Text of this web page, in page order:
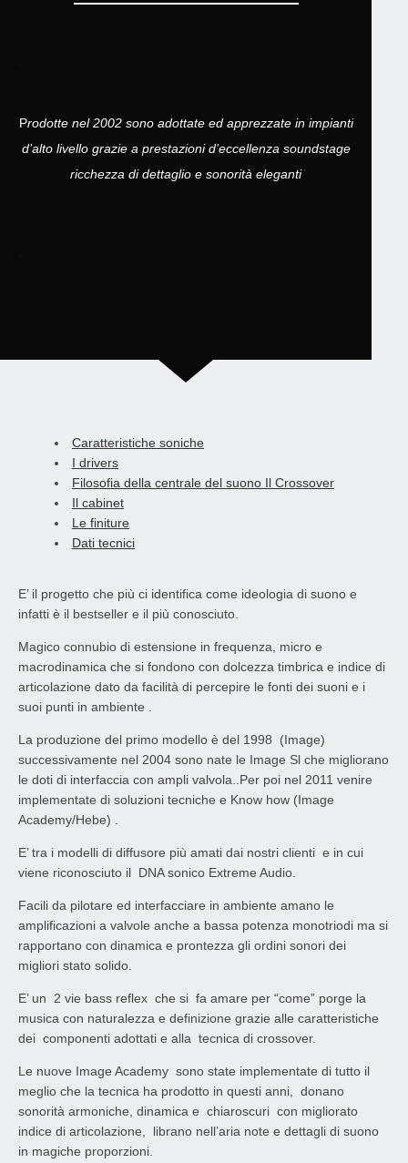
Prodotte nel 2002 sono adottate ed apprezzate in impianti
d’alto livello grazie a prestazioni d’eccellenza soundstage
ricchezza di dettaglio e sonorità eleganti
Caratteristiche soniche
I drivers
Filosofia della centrale del suono Il Crossover
Il cabinet
Le finiture
Dati tecnici
E’ il progetto che più ci identifica come ideologia di suono e
infatti è il bestseller e il più conosciuto.
Magico connubio di estensione in frequenza, micro e
macrodinamica che si fondono con dolcezza timbrica e indice di
articolazione dato da facilità di percepire le fonti dei suoni e i
suoi punti in ambiente .
La produzione del primo modello è del 1998 (Image)
successivamente nel 2004 sono nate le Image Sl che migliorano
le doti di interfaccia con ampli valvola..Per poi nel 2011 venire
implementate di soluzioni tecniche e Know how (Image
Academy/Hebe) .
E’ tra i modelli di diffusore più amati dai nostri clienti e in cui
viene riconosciuto il DNA sonico Extreme Audio.
Facili da pilotare ed interfacciare in ambiente amano le
amplificazioni a valvole anche a bassa potenza monotriodi ma si
rapportano con dinamica e prontezza gli ordini sonori dei
migliori stato solido.
E’ un 2 vie bass reflex che si fa amare per “come” porge la
musica con naturalezza e definizione grazie alle caratteristiche
dei componenti adottati e alla tecnica di crossover.
Le nuove Image Academy sono state implementate di tutto il
meglio che la tecnica ha prodotto in questi anni, donano
sonorità armoniche, dinamica e chiaroscuri con migliorato
indice di articolazione, librano nell’aria note e dettagli di suono
in magiche proporzioni.